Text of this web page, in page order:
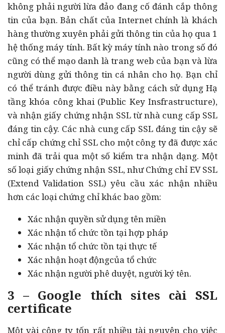
không phải người lừa đảo đang cố đánh cắp thông
tin của bạn. Bản chất của Internet chính là khách
hàng thường xuyên phải gửi thông tin của họ qua 1
hệ thống máy tính. Bất kỳ máy tính nào trong số đó
cũng có thể mạo danh là trang web của bạn và lừa
người dùng gửi thông tin cá nhân cho họ. Bạn chỉ
có thể tránh được điều này bằng cách sử dụng Hạ
tầng khóa công khai (Public Key Insfrastructure),
và nhận giấy chứng nhận SSL từ nhà cung cấp SSL
đáng tin cậy. Các nhà cung cấp SSL đáng tin cậy sẽ
chỉ cấp chứng chỉ SSL cho một công ty đã được xác
minh đã trải qua một số kiểm tra nhận dạng. Một
số loại giấy chứng nhận SSL, như Chứng chỉ EV SSL
(Extend Validation SSL) yêu cầu xác nhận nhiều
hơn các loại chứng chỉ khác bao gồm:
Xác nhận quyền sử dụng tên miền
Xác nhận tổ chức tồn tại hợp pháp
Xác nhận tổ chức tồn tại thực tế
Xác nhận hoạt độngcủa tổ chức
Xác nhận người phê duyệt, người ký tên.
3 – Google thích sites cài SSL
certificate
Một vài công ty tốn rất nhiều tài nguyên cho việc